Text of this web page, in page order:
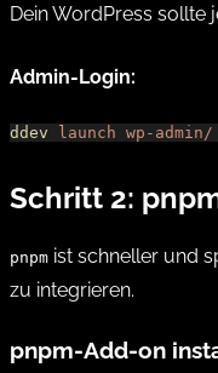
Dein WordPress sollte
Admin-Login:
ddev launch wp-admin/
Schritt 2:
pnpm ist schneller und
zu integrieren.
pnpm-Add-on